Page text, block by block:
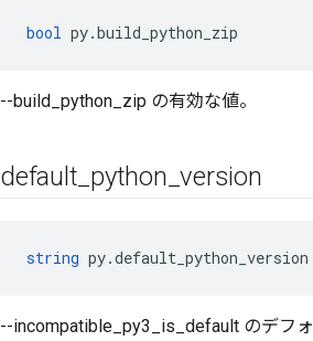
bool py.build_python_zip
--build_python_zip の有効な値。
default python _version
string py.default_python_version
--incompatible_py3_is_default のデフ